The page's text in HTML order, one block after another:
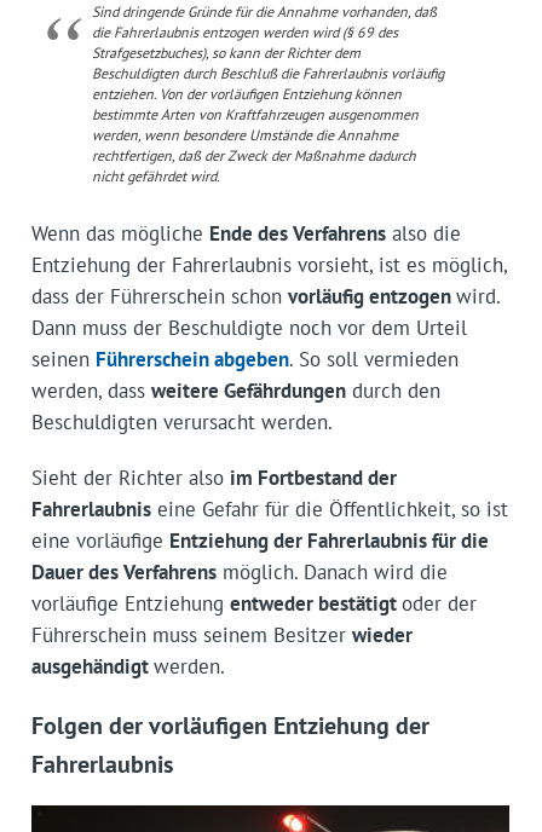
Sind dringende Gründe für die Annahme vorhanden, daß
die Fahrerlaubnis entzogen werden wird (§ 69 des
Strafgesetzbuches), so kann der Richter dem
Beschuldigten durch Beschluß die Fahrerlaubnis vorläufig
entziehen. Von der vorläufigen Entziehung können
bestimmte Arten von Kraftfahrzeugen ausgenommen
werden, wenn besondere Umstände die Annahme
rechtfertigen, daß der Zweck der Maßnahme dadurch
nicht gefährdet wird.
Wenn das mögliche Ende des Verfahrensalso die
Entziehung der Fahrerlaubnis vorsieht, ist es möglich,
dass der Führerschein schon vorläufig entzogenwird.
Dann muss der Beschuldigte noch vor dem Urteil
seinen Führerschein abgeben. So soll vermieden
werden, dass weitere Gefährdungendurch den
Beschuldigten verursacht werden.
Sieht der Richter also im Fortbestand der
Fahrerlaubniseine Gefahr für die Öffentlichkeit, so ist
eine vorläufige Entziehung der Fahrerlaubnis für die
Dauer des Verfahrensmöglich. Danach wird die
vorläufige Entziehung entweder bestätigtoder der
Führerschein muss seinem Besitzer wieder
ausgehändigtwerden.
Folgen der vorläufigen Entziehung der
Fahrerlaubnis